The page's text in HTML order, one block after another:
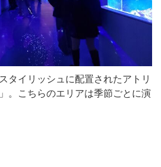
タイリッシュに配置されたアトリ
。こちらのエリアは季節ごとに演